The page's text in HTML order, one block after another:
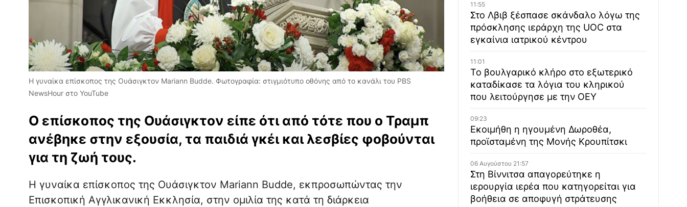
Η γυναίκα επίσκοπος της Ουάσιγκτον Mariann Budde. Φωτογραφία: στιγμιότυπο οθόνης από το κανάλι του PBS
NewsHour στο YouTube
Ο επίσκοπος της Ουάσιγκτον είπε ότι από τότε που ο Τραμπ
ανέβηκε στην εξουσία, τα παιδιά γκέι και λεσβίες φοβούνται
για τη ζωή τους.
Η γυναίκα επίσκοπος της Ουάσιγκτον Mariann Budde, εκπροσωπώντας την
Επισκοπική Αγγλικανική Εκκλησία, στην ομιλία της κατά τη διάρκεια
11:55
Στο Λβιβ ξέσπασε σκάνδαλο λόγω της
πρόσκλησης ιεράρχη της UOC στα
εγκαίνια ιατρικού κέντρου
11:01
Το βουλγαρικό κλήρο στο εξωτερικό
καταδίκασε τα λόγια του κληρικού
που λειτούργησε με την ΟΕΥ
09:23
Εκοιμήθη η ηγουμένη Δωροθέα,
προϊσταμένη της Μονής Κρουπίτσκι
06 Αυγούστου 21:57
Στη Βίννιτσα απαγορεύτηκε η
ιερουργία ιερέα που κατηγορείται για
βοήθεια σε αποφυγή στράτευσης